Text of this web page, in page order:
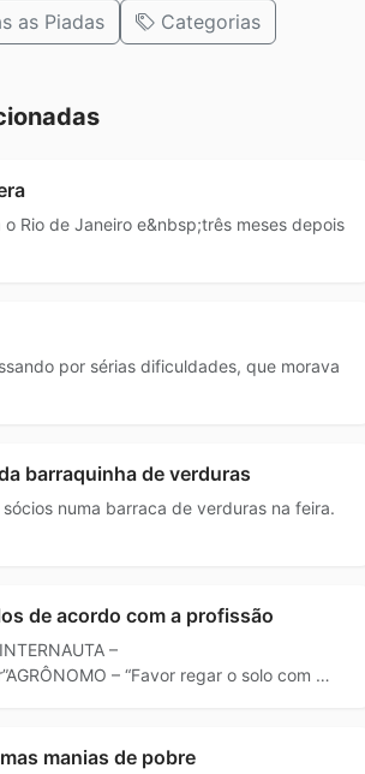
as Piadas Categorias
Rio de Janeiro e&nbsp;três meses depois
por sérias dificuldades, que morava
barraquinha de verduras
numa barraca de verduras na feira.
de acordo com a profissão
–
– “Favor regar o solo com …
manias de pobre